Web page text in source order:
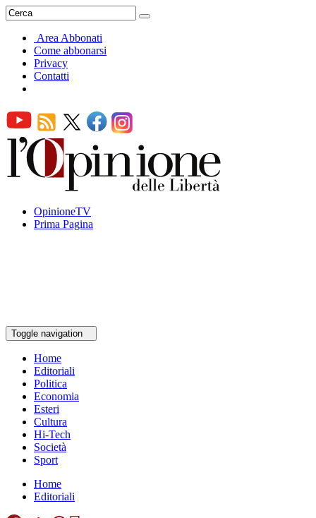
Area Abbonati
Come abbonarsi
Privacy
Contatti
OpinioneTV
Prima Pagina
Toggle navigation
Home
Editoriali
Politica
Economia
Esteri
Cultura
Hi-Tech
Società
Sport
Home
Editoriali